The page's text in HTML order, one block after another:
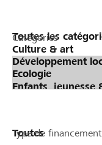
Catégories
Type de financement